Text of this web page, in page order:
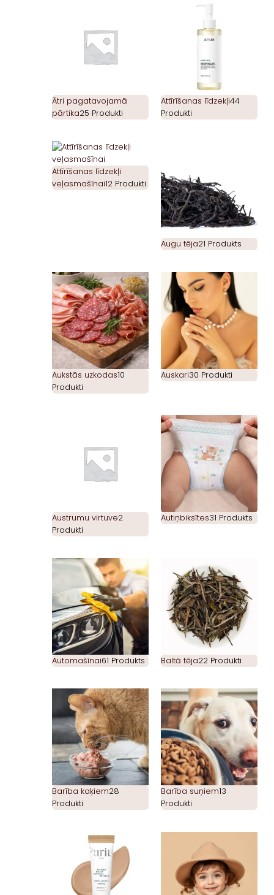
Ātri pagatavojamā
pārtika25 Produkti
Attīrīšanas līdzekļi44
Produkti
Attīrīšanas līdzekļi
veļasmašīnai12 Produkti
Augu tēja21 Produkts
Aukstās uzkodas10
Produkti
Auskari30 Produkti
Austrumu virtuve2
Produkti
Autiņbiksītes31 Produkts
Automašīnai61 Produkts Baltā tēja22 Produkti
Barība kaķiem28
Produkti
Barība suņiem13
Produkti